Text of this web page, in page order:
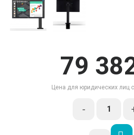
79
Цена для юридических лиц
-